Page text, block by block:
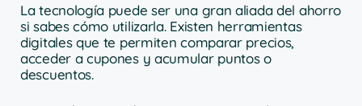
La tecnología puede ser una gran aliada del ahorro
si sabes cómo utilizarla. Existen herramientas
digitales que te permiten comparar precios,
acceder a cupones y acumular puntos o
descuentos.